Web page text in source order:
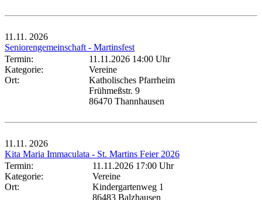
11.11. 2026
Seniorengemeinschaft - Martinsfest
Termin:
11.11.2026 14:00 Uhr
Kategorie:
Vereine
Ort:
Katholisches Pfarrheim
Frühmeßstr. 9
86470 Thannhausen
11.11. 2026
Kita Maria Immaculata - St. Martins Feier 2026
Termin:
11.11.2026 17:00 Uhr
Kategorie:
Vereine
Ort:
Kindergartenweg 1
86483 Balzhausen